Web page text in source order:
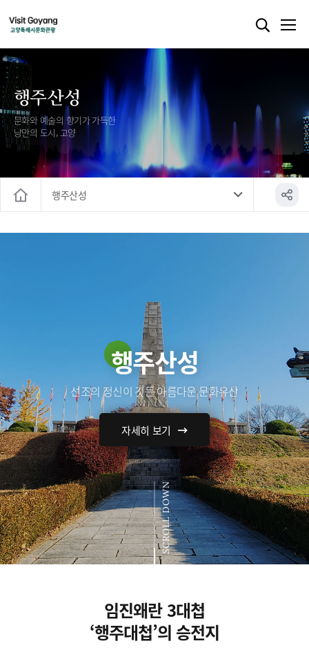
행주산성
문화와 예술의 향기가 가득한
낭만의 도시, 고양
행주산성
행주산성
선조의 정신이 깃든 아름다운 문화유산
자세히 보기
SCROLL DOWN
임진왜란 3대첩
‘행주대첩’의 승전지